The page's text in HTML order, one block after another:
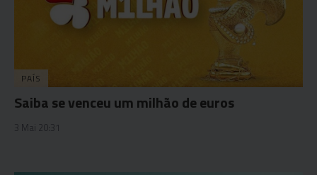
PAÍS
Saiba se venceu um milhão de euros
3 Mai 20:31